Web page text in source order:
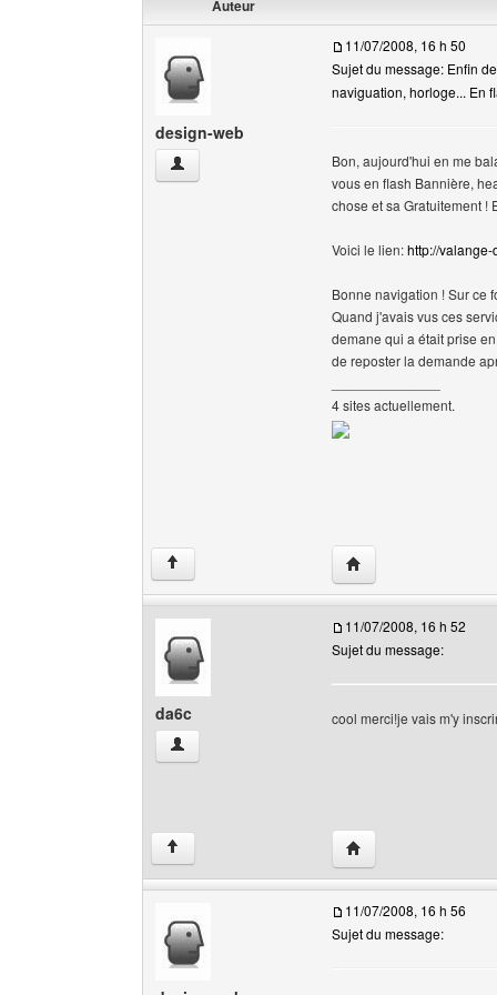
Auteur
design-web
design-web Voir le profil de l'utilisateur
11/07/2008, 16 h 50
Sujet du message: Enfin
naviguation, horloge... En
Bon, aujourd'hui en me
vous en flash Bannière,
chose et sa Gratuitement !
Voici le lien:http://
Bonne navigation ! Sur ce
Quand j'avais vus ces
demane qui a était prise
de reposter la demande
4 sites actuellement.
↑ Visiter le site web
da6c
da6c Voir le profil de l'utilisateur
11/07/2008, 16 h 52
Sujet du message:
cool merci!je vais m'y
↑ Visiter le site web de
11/07/2008, 16 h 56
Sujet du message: